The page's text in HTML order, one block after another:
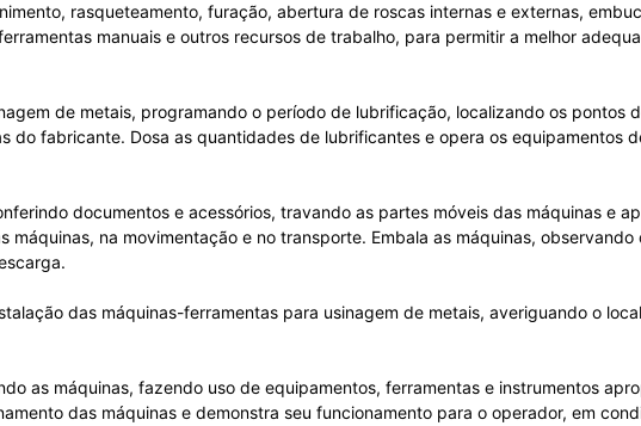
rasqueteamento, furação, abertura de roscas internas e externas,
manuais e outros recursos de trabalho, para permitir a melhor
de metais, programando o período de lubrificação, localizando os pontos
do fabricante. Dosa as quantidades de lubrificantes e opera os equipamentos
documentos e acessórios, travando as partes móveis das máquinas e
na movimentação e no transporte. Embala as máquinas,
das máquinas-ferramentas para usinagem de metais, averiguando o
as máquinas, fazendo uso de equipamentos, ferramentas e instrumentos
das máquinas e demonstra seu funcionamento para o operador, em